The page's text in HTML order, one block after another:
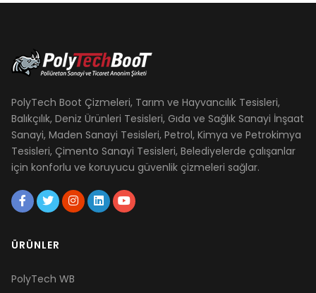
PolyTech Boot Çizmeleri, Tarım ve Hayvancılık Tesisleri,
Balıkçılık, Deniz Ürünleri Tesisleri, Gıda ve Sağlık Sanayi İnşaat
Sanayi, Maden Sanayi Tesisleri, Petrol, Kimya ve Petrokimya
Tesisleri, Çimento Sanayi Tesisleri, Belediyelerde çalışanlar
için konforlu ve koruyucu güvenlik çizmeleri sağlar.
ÜRÜNLER
PolyTech WB